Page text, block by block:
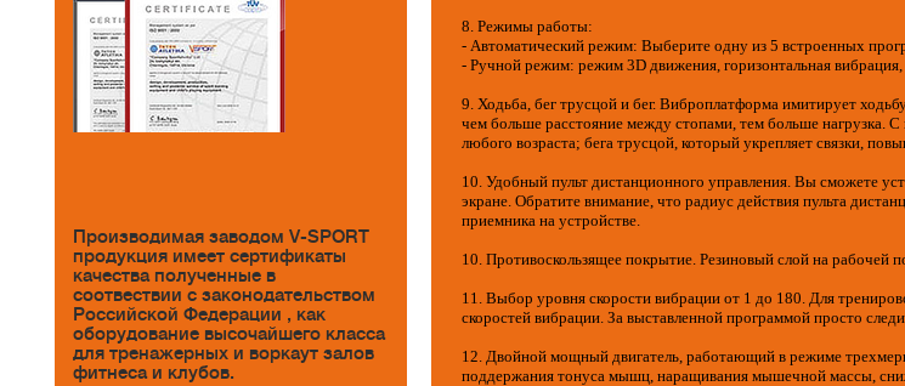
Производимая заводом V-SPORT
продукция имеет сертификаты
качества полученные в
соотвествии с законодательством
Российской Федерации , как
оборудование высочайшего класса
для тренажерных и воркаут залов
фитнеса и клубов.
8. Режимы работы:
- Автоматический режим: Выберите одну из 5 встроенных
- Ручной режим: режим 3D движения, горизонтальная вибрация,
9. Ходьба, бег трусцой и бег. Виброплатформа имитирует
чем больше расстояние между стопами, тем больше
любого возраста; бега трусцой, который укрепляет связки,
10. Удобный пульт дистанционного управления. Вы сможете
экране. Обратите внимание, что радиус действия пульта
приемника на устройстве.
10. Противоскользящее покрытие. Резиновый слой на рабочей
11. Выбор уровня скорости вибрации от 1 до 180. Для
скоростей вибрации. За выставленной программой просто
12. Двойной мощный двигатель, работающий в режиме
поддержания тонуса мышц, наращивания мышечной массы,